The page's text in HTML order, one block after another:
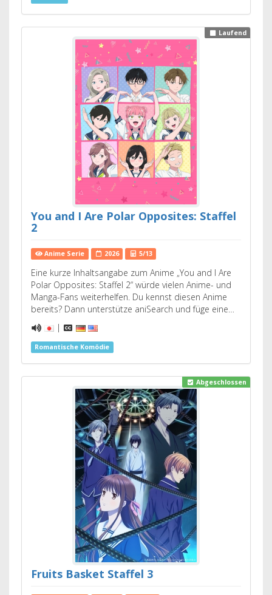
Laufend
You and I Are Polar Opposites: Staffel
2
Anime Serie 2026 5/13
Eine kurze Inhaltsangabe zum Anime „You and I Are
Polar Opposites: Staffel 2“ würde vielen Anime- und
Manga-Fans weiterhelfen. Du kennst diesen Anime
bereits? Dann unterstütze aniSearch und füge eine…
|
Romantische Komödie
Abgeschlossen
Fruits Basket Staffel 3